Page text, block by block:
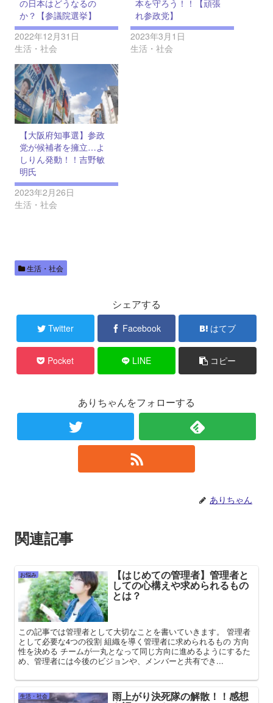
の日本はどうなるの
か？【参議院選挙】
2022年12月31日
生活・社会
本を守ろう！！【頑張
れ参政党】
2023年3月1日
生活・社会
【大阪府知事選】参政
党が候補者を擁立…よ
しりん発動！！吉野敏
明氏
2023年2月26日
生活・社会
生活・社会
シェアする
Twitter Facebook はてブ
Pocket LINE コピー
ありちゃんをフォローする
ありちゃん
関連記事
お悩み 【はじめての管理者】管理者と
しての心構えや求められるもの
とは？
この記事では管理者として大切なことを書いていきます。 管理者
として必要な4つの役割 組織を導く管理者に求められるもの 方向
性を決める チームが一丸となって同じ方向に進めるようにするた
め、管理者には今後のビジョンや、メンバーと共有でき...
生活・社会 雨上がり決死隊の解散！！感想